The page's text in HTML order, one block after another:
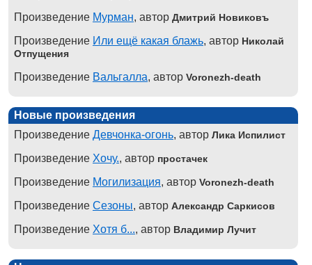
Произведение Мурман, автор Дмитрий Новиковъ
Произведение Или ещё какая блажь, автор Николай
Отпущения
Произведение Вальгалла, автор Voronezh-death
Новые произведения
Произведение Девчонка-огонь, автор Лика Испилист
Произведение Хочу., автор простачек
Произведение Могилизация, автор Voronezh-death
Произведение Сезоны, автор Александр Саркисов
Произведение Хотя б..., автор Владимир Лучит